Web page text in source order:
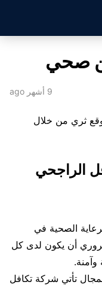
صحي
9 أشهر ago
ثري من خلال
الراجحي
الصحية في
أن يكون لدى كل
وآمنة.
تأتي شركة تكافل